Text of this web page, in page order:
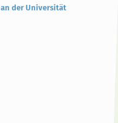
der Universität